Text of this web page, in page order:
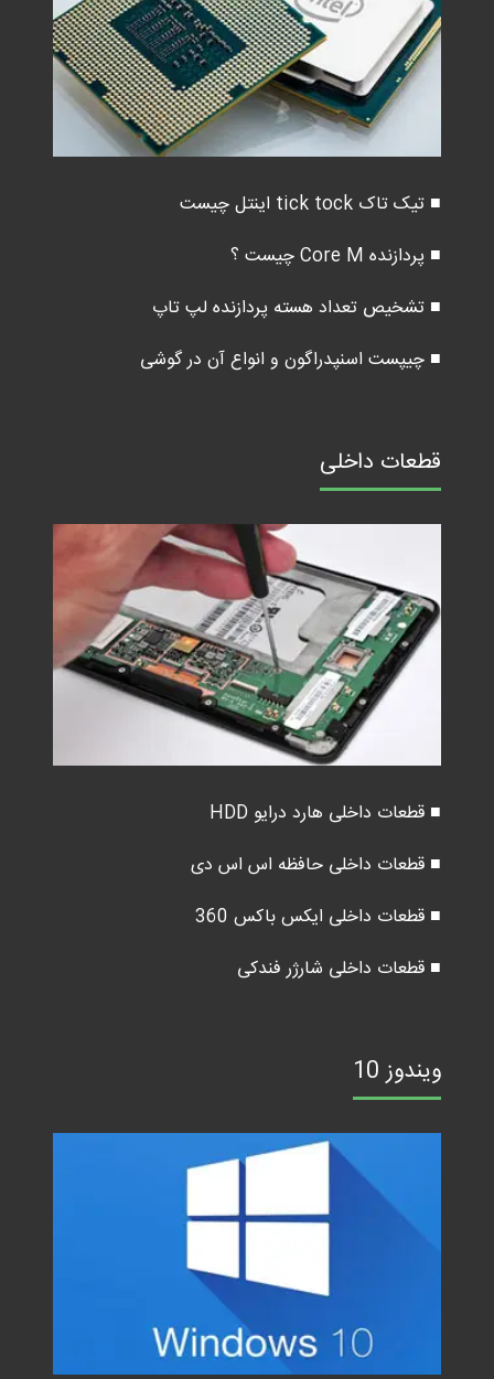
■ تیک تاک tick tock اینتل چیست
■ پردازنده Core M چیست ؟
■ تشخیص تعداد هسته پردازنده لپ تاپ
■ چیپست اسنپدراگون و انواع آن در گوشی
قطعات داخلی
■ قطعات داخلی هارد درایو HDD
■ قطعات داخلی حافظه اس اس دی
■ قطعات داخلی ایکس باکس 360
■ قطعات داخلی شارژر فندکی
ویندوز 10